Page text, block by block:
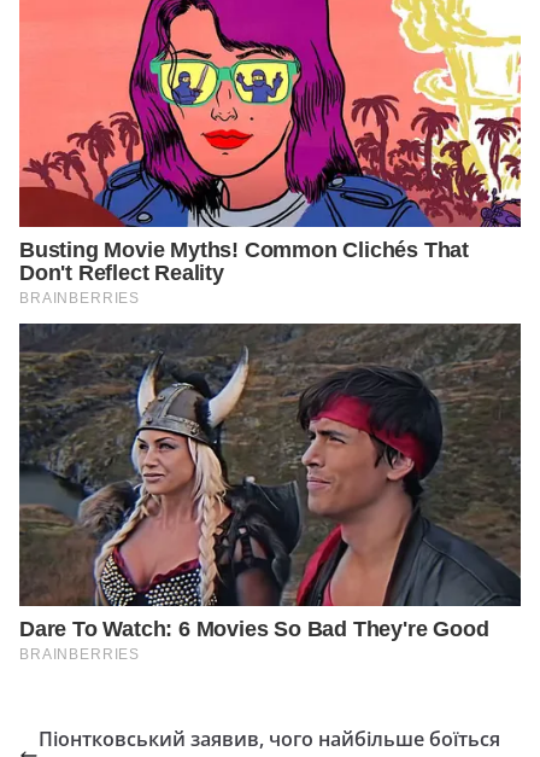
Піонтковський заявив, чого найбільше боїться